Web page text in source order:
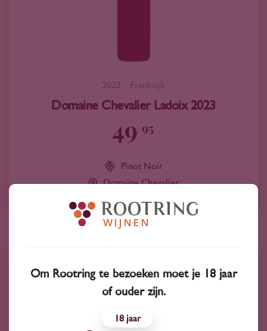
2023 Frankrijk
Domaine Chevalier Ladoix 2023
49 95
Pinot Noir
Domaine Chevalier
Om Rootring te bezoeken moet je 18 jaar
of ouder zijn.
18